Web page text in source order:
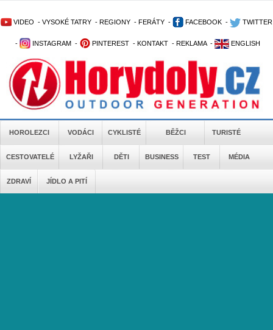
VIDEO - VYSOKÉ TATRY - REGIONY - FERÁTY - FACEBOOK - TWITTER
- INSTAGRAM - PINTEREST - KONTAKT - REKLAMA - ENGLISH
HOROLEZCI VODÁCI CYKLISTÉ BĚŽCI TURISTÉ
CESTOVATELÉ LYŽAŘI DĚTI BUSINESS TEST MÉDIA
ZDRAVÍ JÍDLO A PITÍ